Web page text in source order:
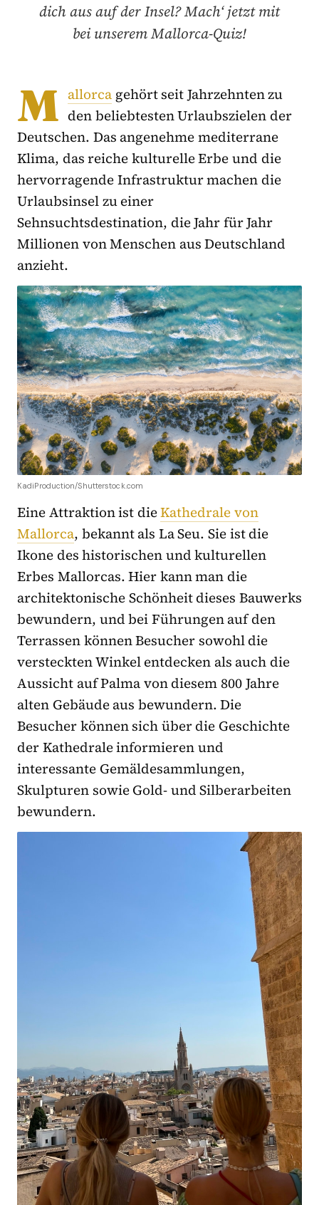
dich aus auf der Insel? Mach‘ jetzt mit
bei unserem Mallorca-Quiz!
M allorca gehört seit Jahrzehnten zu
den beliebtesten Urlaubszielen der
Deutschen. Das angenehme mediterrane
Klima, das reiche kulturelle Erbe und die
hervorragende Infrastruktur machen die
Urlaubsinsel zu einer
Sehnsuchtsdestination, die Jahr für Jahr
Millionen von Menschen aus Deutschland
anzieht.
KadiProduction/Shutterstock.com
Eine Attraktion ist dieKathedrale von
Mallorca, bekannt als La Seu. Sie ist die
Ikone des historischen und kulturellen
Erbes Mallorcas. Hier kann man die
architektonische Schönheit dieses Bauwerks
bewundern, und bei Führungen auf den
Terrassen können Besucher sowohl die
versteckten Winkel entdecken als auch die
Aussicht auf Palma von diesem 800 Jahre
alten Gebäude aus bewundern. Die
Besucher können sich über die Geschichte
der Kathedrale informieren und
interessante Gemäldesammlungen,
Skulpturen sowie Gold- und Silberarbeiten
bewundern.